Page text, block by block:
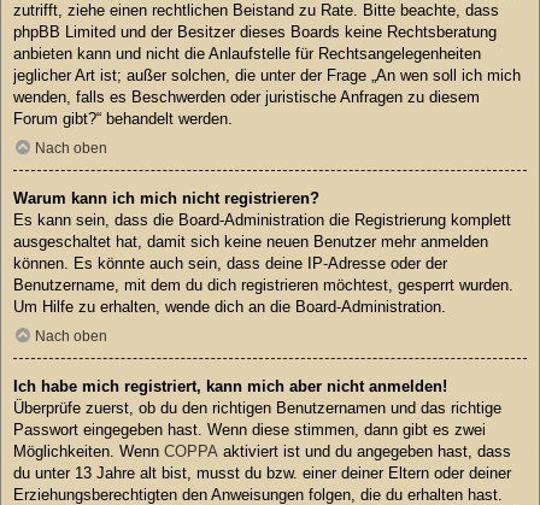
zutrifft, ziehe einen rechtlichen Beistand zu Rate. Bitte beachte, dass
phpBB Limited und der Besitzer dieses Boards keine Rechtsberatung
anbieten kann und nicht die Anlaufstelle für Rechtsangelegenheiten
jeglicher Art ist; außer solchen, die unter der Frage „An wen soll ich mich
wenden, falls es Beschwerden oder juristische Anfragen zu diesem
Forum gibt?“ behandelt werden.
Nach oben
Warum kann ich mich nicht registrieren?
Es kann sein, dass die Board-Administration die Registrierung komplett
ausgeschaltet hat, damit sich keine neuen Benutzer mehr anmelden
können. Es könnte auch sein, dass deine IP-Adresse oder der
Benutzername, mit dem du dich registrieren möchtest, gesperrt wurden.
Um Hilfe zu erhalten, wende dich an die Board-Administration.
Nach oben
Ich habe mich registriert, kann mich aber nicht anmelden!
Überprüfe zuerst, ob du den richtigen Benutzernamen und das richtige
Passwort eingegeben hast. Wenn diese stimmen, dann gibt es zwei
Möglichkeiten. Wenn COPPA aktiviert ist und du angegeben hast, dass
du unter 13 Jahre alt bist, musst du bzw. einer deiner Eltern oder deiner
Erziehungsberechtigten den Anweisungen folgen, die du erhalten hast.